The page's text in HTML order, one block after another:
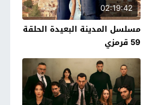
02:19:42
مسلسل المدينة البعيدة الحلقة
59 قرمزي